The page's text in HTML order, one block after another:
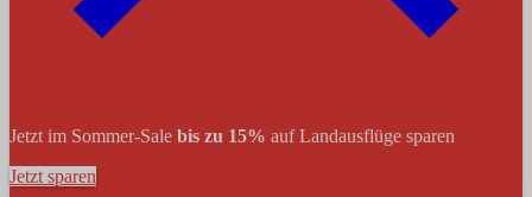
Jetzt im Sommer-Sale bis zu 15% auf Landausflüge sparen
Jetzt sparen